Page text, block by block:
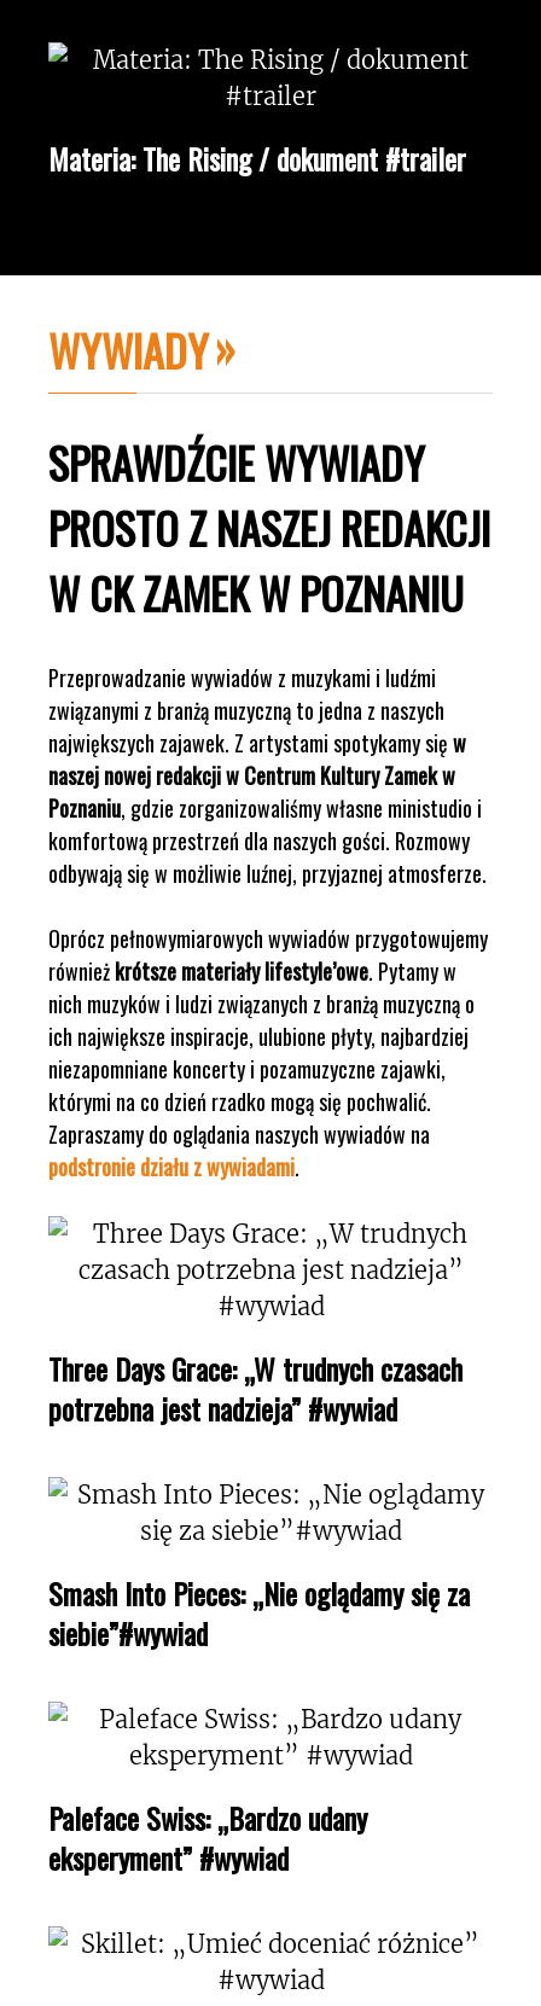
Materia: The Rising / dokument #trailer
WYWIADY
SPRAWDŹCIE WYWIADY
PROSTO Z NASZEJ REDAKCJI
W CK ZAMEK W POZNANIU
Przeprowadzanie wywiadów z muzykami i ludźmi
związanymi z branżą muzyczną to jedna z naszych
największych zajawek. Z artystami spotykamy sięw
naszej nowej redakcji w Centrum Kultury Zamek w
Poznaniu, gdzie zorganizowaliśmy własne ministudio i
komfortową przestrzeń dla naszych gości. Rozmowy
odbywają się w możliwie luźnej, przyjaznej atmosferze.
Oprócz pełnowymiarowych wywiadów przygotowujemy
równieżkrótsze materiały lifestyle’owe. Pytamy w
nich muzyków i ludzi związanych z branżą muzyczną o
ich największe inspiracje, ulubione płyty, najbardziej
niezapomniane koncerty i pozamuzyczne zajawki,
którymi na co dzień rzadko mogą się pochwalić.
Zapraszamy do oglądania naszych wywiadów na
podstronie działu z wywiadami.
Three Days Grace: „W trudnych czasach
potrzebna jest nadzieja” #wywiad
Smash Into Pieces: „Nie oglądamy się za
siebie”#wywiad
Paleface Swiss: „Bardzo udany
eksperyment” #wywiad